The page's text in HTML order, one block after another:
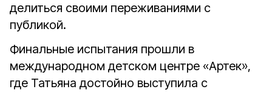
делиться своими переживаниями с
публикой.
Финальные испытания прошли в
международном детском центре «Артек»,
где Татьяна достойно выступила с